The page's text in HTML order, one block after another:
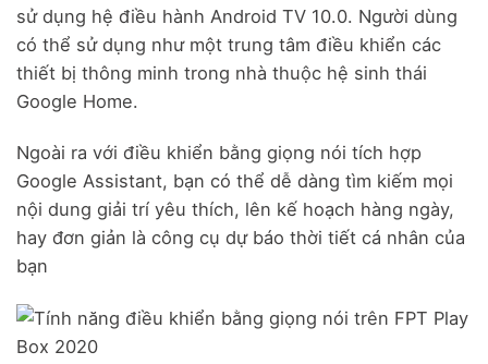
sử dụng hệ điều hành Android TV 10.0. Người dùng
có thể sử dụng như một trung tâm điều khiển các
thiết bị thông minh trong nhà thuộc hệ sinh thái
Google Home.
Ngoài ra với điều khiển bằng giọng nói tích hợp
Google Assistant, bạn có thể dễ dàng tìm kiếm mọi
nội dung giải trí yêu thích, lên kế hoạch hàng ngày,
hay đơn giản là công cụ dự báo thời tiết cá nhân của
bạn